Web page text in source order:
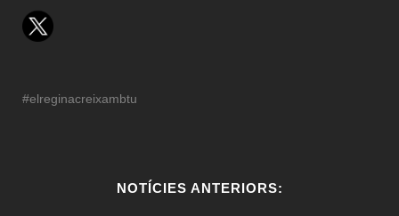
#elreginacreixambtu
NOTÍCIES ANTERIORS: